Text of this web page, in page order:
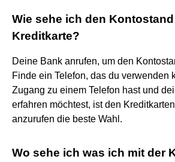
Wie sehe ich den
Kreditkarte?
Deine Bank anrufen, um den
Finde ein Telefon, das du verwenden
Zugang zu einem Telefon hast und
erfahren möchtest, ist den
anzurufen die beste Wahl.
Wo sehe ich was ich mit der